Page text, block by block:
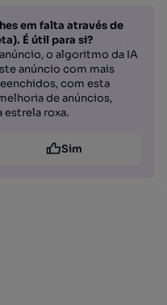
em falta através de
É útil para si?
o algoritmo da IA
anúncio com mais
com esta
de anúncios,
estrela roxa.
Sim